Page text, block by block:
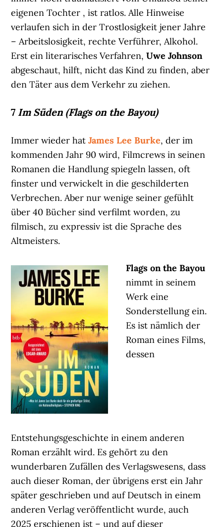
eigenen Tochter , ist ratlos. Alle Hinweise
verlaufen sich in der Trostlosigkeit jener Jahre
– Arbeitslosigkeit, rechte Verführer, Alkohol.
Erst ein literarisches Verfahren,Uwe Johnson
abgeschaut, hilft, nicht das Kind zu finden, aber
den Täter aus dem Verkehr zu ziehen.
7 Im Süden (Flags on the Bayou)
Immer wieder hatJames Lee Burke, der im
kommenden Jahr 90 wird, Filmcrews in seinen
Romanen die Handlung spiegeln lassen, oft
finster und verwickelt in die geschilderten
Verbrechen. Aber nur wenige seiner gefühlt
über 40 Bücher sind verfilmt worden, zu
filmisch, zu expressiv ist die Sprache des
Altmeisters.
Flags on the Bayou
nimmt in seinem
Werk eine
Sonderstellung ein.
Es ist nämlich der
Roman eines Films,
dessen
Entstehungsgeschichte in einem anderen
Roman erzählt wird. Es gehört zu den
wunderbaren Zufällen des Verlagswesens, dass
auch dieser Roman, der übrigens erst ein Jahr
später geschrieben und auf Deutsch in einem
anderen Verlag veröffentlicht wurde, auch
2025 erschienen ist – und auf dieser